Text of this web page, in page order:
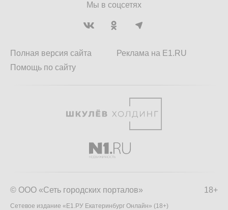
Мы в соцсетях
Полная версия сайта
Помощь по сайту
Реклама на E1.RU
18+
© ООО «Сеть городских порталов»
Сетевое издание «Е1.РУ Екатеринбург Онлайн» (18+)